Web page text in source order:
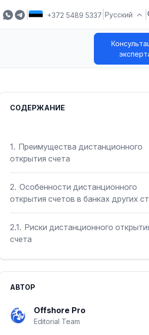
+372 5489 5337 Русский
СОДЕРЖАНИЕ
1. Преимущества дистанционного
открытия счета
2. Особенности дистанционного
открытия счетов в банках других
2.1. Риски дистанционного
счета
3.1. Заключение
АВТОР
Offshore Pro
Editorial Team